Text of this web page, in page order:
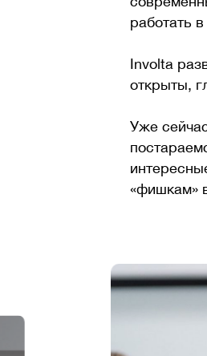
работать
Involta
открыты,
Уже
«фишкам»